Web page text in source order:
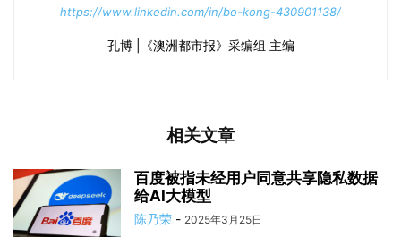
https://www.linkedin.com/in/bo-kong-430901138/
孔博 |《澳洲都市报》采编组 主编
相关文章
百度被指未经用户同意共享隐私数据
给AI大模型
陈乃荣 - 2025年3月25日